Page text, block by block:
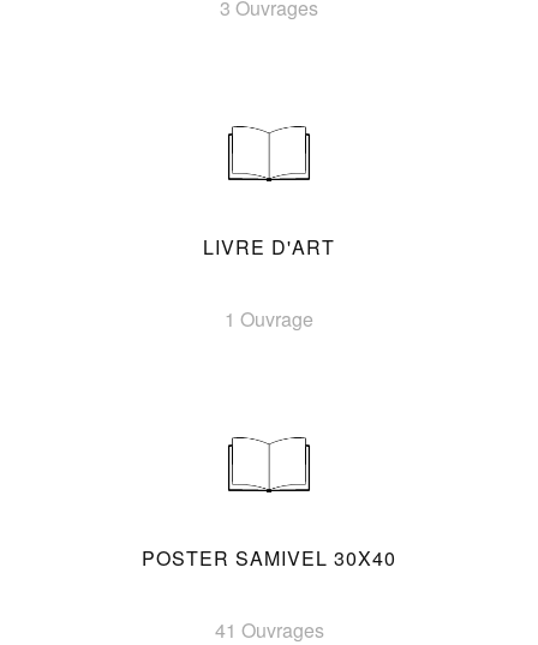
3 Ouvrages
LIVRE D'ART
1 Ouvrage
POSTER SAMIVEL 30X40
41 Ouvrages